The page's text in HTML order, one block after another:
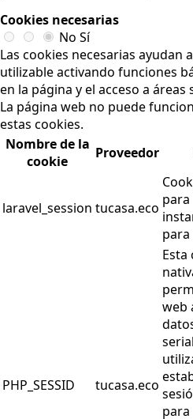
Cookies necesarias
No Sí
Las cookies necesarias ayudan
utilizable activando funciones
en la página y el acceso a
La página web no puede
estas cookies.
Nombre de la
cookie
Proveedor
laravel_session tucasa.eco
para
PHP_SESSID tucasa.eco
Esta
web